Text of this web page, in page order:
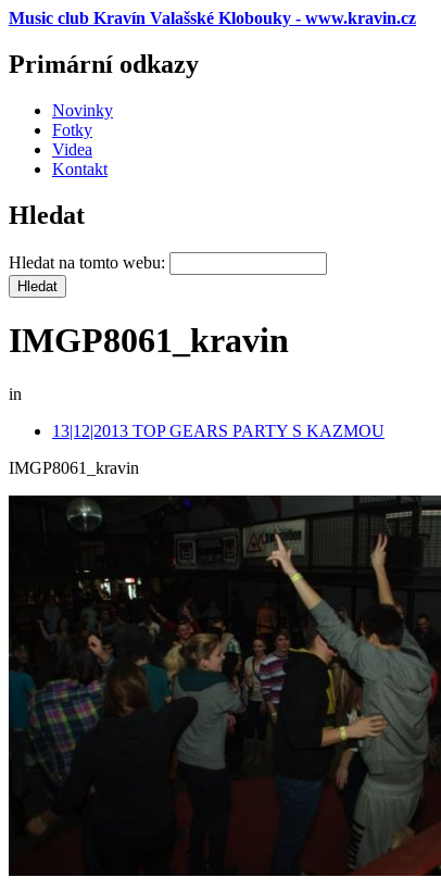
Music club Kravín Valašské Klobouky - www.kravin.cz
Primární odkazy
Novinky
Fotky
Videa
Kontakt
Hledat
Hledat na tomto webu:
IMGP8061_kravin
in
13|12|2013 TOP GEARS PARTY S KAZMOU
IMGP8061_kravin